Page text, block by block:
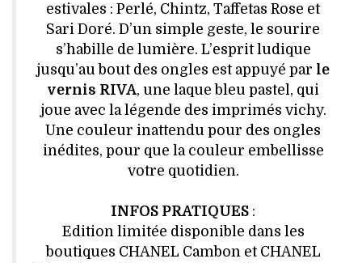
estivales : Perlé, Chintz, Taffetas Rose et
Sari Doré. D’un simple geste, le sourire
s’habille de lumière. L’esprit ludique
jusqu’au bout des ongles est appuyé par le
vernis RIVA, une laque bleu pastel, qui
joue avec la légende des imprimés vichy.
Une couleur inattendu pour des ongles
inédites, pour que la couleur embellisse
votre quotidien.
INFOS PRATIQUES :
Edition limitée disponible dans les
boutiques CHANEL Cambon et CHANEL